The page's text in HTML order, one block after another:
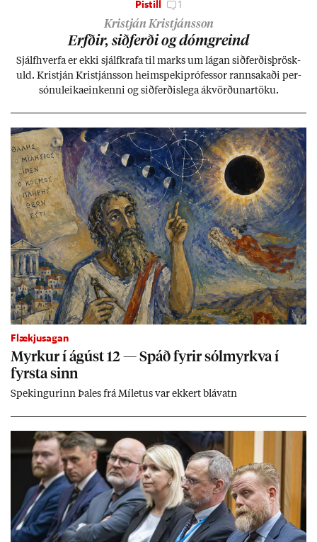
Pistill 1
Kristján Kristjánsson
Erfð­ir, sið­ferði og dómgreind
Sjálf­hverfa er ekki sjálf­krafa til marks um lág­an sið­ferð­is­þrösk­
uld. Kristján Kristjáns­son heim­speki­pró­fess­or rann­sak­aði per­
sónu­leika­ein­kenni og sið­ferð­is­lega ákvörð­un­ar­töku.
Flækjusagan
Myrk­ur í ág­úst 12 — Spáð fyr­ir sól­myrkva í
fyrsta sinn
Spek­ing­ur­inn Þa­les frá Míletus var ekk­ert blá­vatn